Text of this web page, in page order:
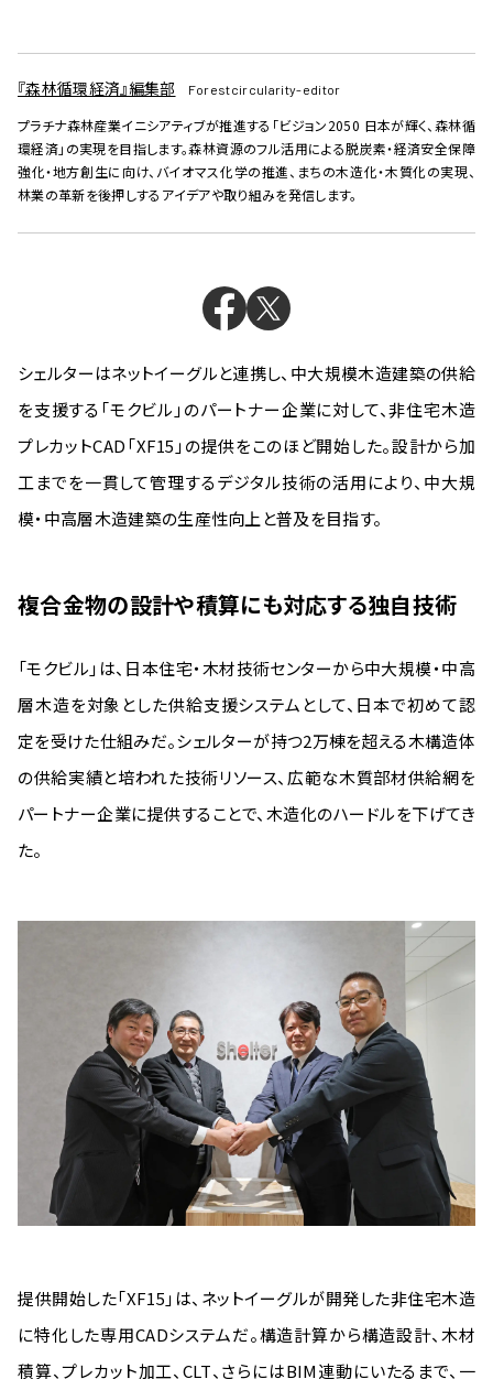
『森林循環経済』編集部 Forestcircularity-editor
プラチナ森林産業イニシアティブが推進する「ビジョン2050 日本が輝く、森林循
環経済」の実現を目指します。森林資源のフル活用による脱炭素・経済安全保障
強化・地方創生に向け、バイオマス化学の推進、まちの木造化・木質化の実現、
林業の革新を後押しするアイデアや取り組みを発信します。
シェルターはネットイーグルと連携し、中大規模木造建築の供給
を支援する「モクビル」のパートナー企業に対して、非住宅木造
プレカットCAD「XF15」の提供をこのほど開始した。設計から加
工までを一貫して管理するデジタル技術の活用により、中大規
模・中高層木造建築の生産性向上と普及を目指す。
複合金物の設計や積算にも対応する独自技術
「モクビル」は、日本住宅・木材技術センターから中大規模・中高
層木造を対象とした供給支援システムとして、日本で初めて認
定を受けた仕組みだ。シェルターが持つ2万棟を超える木構造体
の供給実績と培われた技術リソース、広範な木質部材供給網を
パートナー企業に提供することで、木造化のハードルを下げてき
た。
提供開始した「XF15」は、ネットイーグルが開発した非住宅木造
に特化した専用CADシステムだ。構造計算から構造設計、木材
積算、プレカット加工、CLT、さらにはBIM連動にいたるまで、一